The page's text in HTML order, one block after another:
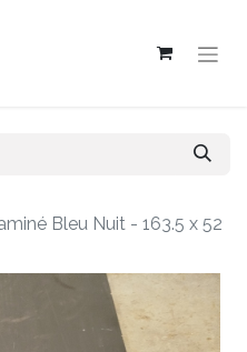
Bleu Nuit - 163.5 x 52